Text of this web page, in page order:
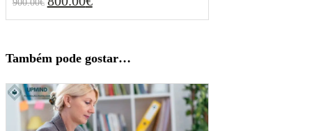
900.00€
preço
original
preço
atual
Também pode gostar…